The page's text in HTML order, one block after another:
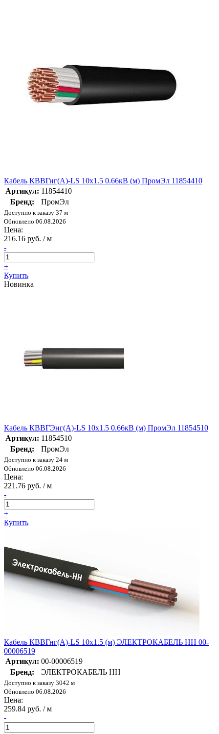
Кабель КВВГнг(А)-LS 10х1.5 0.66кВ (м) ПромЭл 11854410
Артикул: 11854410
Бренд:
ПромЭл
Доступно к заказу 37 м
Обновлено 06.08.2026
Цена:
216.16 руб. / м
-
+
Купить
Новинка
Кабель КВВГЭнг(А)-LS 10х1.5 0.66кВ (м) ПромЭл 11854510
Артикул: 11854510
Бренд:
ПромЭл
Доступно к заказу 24 м
Обновлено 06.08.2026
Цена:
221.76 руб. / м
-
+
Купить
Кабель КВВГнг(А)-LS 10х1.5 (м) ЭЛЕКТРОКАБЕЛЬ НН 00-
00006519
Артикул: 00-00006519
Бренд:
ЭЛЕКТРОКАБЕЛЬ НН
Доступно к заказу 3042 м
Обновлено 06.08.2026
Цена:
259.84 руб. / м
-